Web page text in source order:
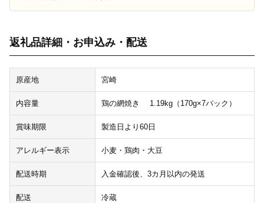
返礼品詳細・お申込み・配送
原産地 宮崎
内容量 鶏の網焼き 1.19kg（170g×7パック）
賞味期限 製造日より60日
アレルギー表示 小麦・鶏肉・大豆
配送時期 入金確認後、3カ月以内の発送
配送 冷蔵